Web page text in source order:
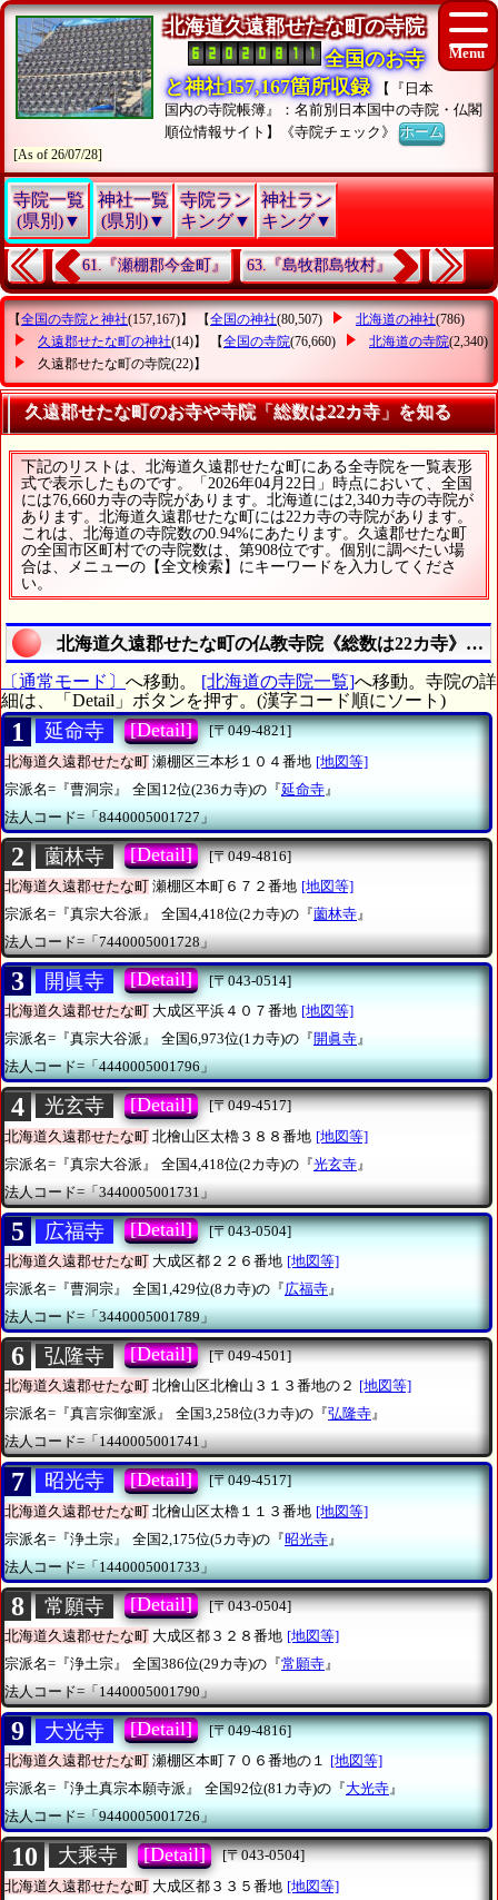
北海道久遠郡せたな町の寺院
全国のお寺
と神社157,167箇所収録
【『日本
国内の寺院帳簿』：名前別日本国中の寺院・仏閣
順位情報サイト】《寺院チェック》ホーム
[As of 26/07/28]
寺院一覧
(県別)▼
神社一覧
(県別)▼
寺院ラン
キング▼
神社ラン
キング▼
61.『瀬棚郡今金町』 63.『島牧郡島牧村』
【全国の寺院と神社(157,167)】 【全国の神社(80,507) 北海道の神社(786)
久遠郡せたな町の神社(14)】 【全国の寺院(76,660) 北海道の寺院(2,340)
久遠郡せたな町の寺院(22)】
久遠郡せたな町のお寺や寺院「総数は22カ寺」を知る
下記のリストは、北海道久遠郡せたな町にある全寺院を一覧表形
式で表示したものです。「2026年04月22日」時点において、全国
には76,660カ寺の寺院があります。北海道には2,340カ寺の寺院が
あります。北海道久遠郡せたな町には22カ寺の寺院があります。
これは、北海道の寺院数の0.94%にあたります。久遠郡せたな町
の全国市区町村での寺院数は、第908位です。個別に調べたい場
合は、メニューの【全文検索】にキーワードを入力してくださ
い。
北海道久遠郡せたな町の仏教寺院《総数は22カ寺》を
〔通常モード〕 へ移動。 [北海道の寺院一覧]へ移動。寺院の詳
細は、「Detail」ボタンを押す。(漢字コード順にソート)
1 延命寺 [Detail]
[〒049-4821]
北海道久遠郡せたな町 瀬棚区三本杉１０４番地 [地図等]
宗派名=『曹洞宗』
全国12位(236カ寺)の『延命寺 』
法人コード=「8440005001727」
2 薗林寺 [Detail]
[〒049-4816]
北海道久遠郡せたな町 瀬棚区本町６７２番地 [地図等]
宗派名=『真宗大谷派』
全国4,418位(2カ寺)の『薗林寺』
法人コード=「7440005001728」
3 開眞寺 [Detail]
[〒043-0514]
北海道久遠郡せたな町 大成区平浜４０７番地 [地図等]
宗派名=『真宗大谷派』
全国6,973位(1カ寺)の『開眞寺』
法人コード=「4440005001796」
4 光玄寺 [Detail]
[〒049-4517]
北海道久遠郡せたな町 北檜山区太櫓３８８番地 [地図等]
宗派名=『真宗大谷派』
全国4,418位(2カ寺)の『光玄寺 』
法人コード=「3440005001731」
5 広福寺 [Detail]
[〒043-0504]
北海道久遠郡せたな町 大成区都２２６番地 [地図等]
宗派名=『曹洞宗』
全国1,429位(8カ寺)の『広福寺』
法人コード=「3440005001789」
6 弘隆寺 [Detail]
[〒049-4501]
北海道久遠郡せたな町 北檜山区北檜山３１３番地の２ [地図等]
宗派名=『真言宗御室派』
全国3,258位(3カ寺)の『弘隆寺』
法人コード=「1440005001741」
7 昭光寺 [Detail]
[〒049-4517]
北海道久遠郡せたな町 北檜山区太櫓１１３番地 [地図等]
宗派名=『浄土宗』
全国2,175位(5カ寺)の『昭光寺 』
法人コード=「1440005001733」
8 常願寺 [Detail]
[〒043-0504]
北海道久遠郡せたな町 大成区都３２８番地 [地図等]
宗派名=『浄土宗』
全国386位(29カ寺)の『常願寺』
法人コード=「1440005001790」
9 大光寺 [Detail]
[〒049-4816]
北海道久遠郡せたな町 瀬棚区本町７０６番地の１ [地図等]
宗派名=『浄土真宗本願寺派』
全国92位(81カ寺)の『大光寺』
法人コード=「9440005001726」
10 大乘寺 [Detail]
[〒043-0504]
北海道久遠郡せたな町 大成区都３３５番地 [地図等]